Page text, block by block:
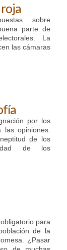
sobre
parte de
La
las cámaras
por los
opiniones.
de los
de los
para
de la
¿Pasar